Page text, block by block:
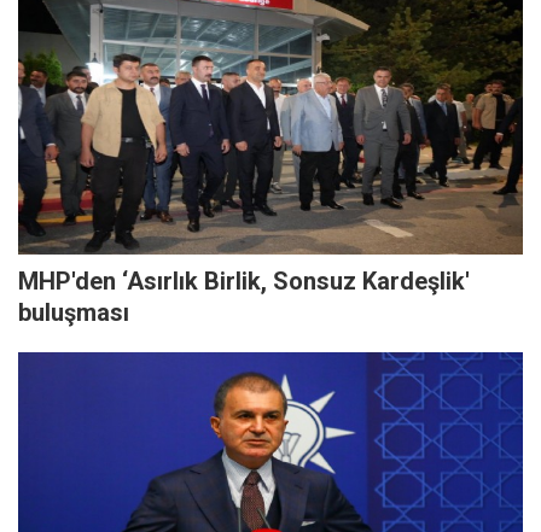
MHP'den ‘Asırlık Birlik, Sonsuz Kardeşlik'
buluşması